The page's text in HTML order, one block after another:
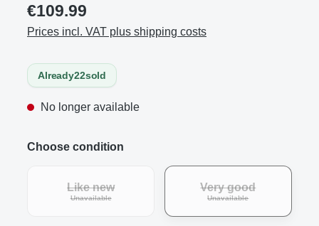
€109.99
Prices incl. VAT plus shipping costs
Already22sold
No longer available
Choose condition
Like new
Unavailable
Very good
Unavailable